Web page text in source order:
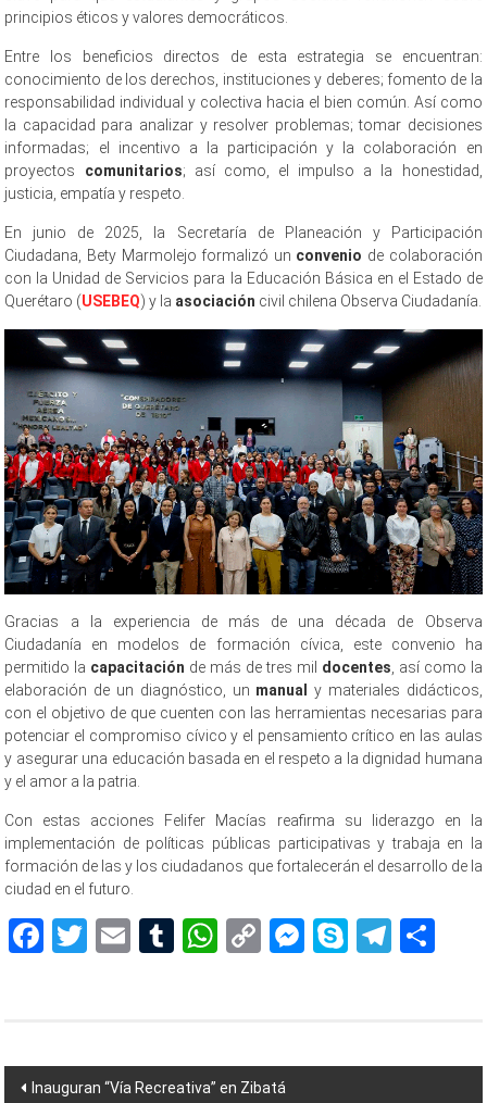
principios éticos y valores democráticos.
Entre los beneficios directos de esta estrategia se encuentran:
conocimiento de los derechos, instituciones y deberes; fomento de la
responsabilidad individual y colectiva hacia el bien común. Así como
la capacidad para analizar y resolver problemas; tomar decisiones
informadas; el incentivo a la participación y la colaboración en
proyectos comunitarios; así como, el impulso a la honestidad,
justicia, empatía y respeto.
En junio de 2025, la Secretaría de Planeación y Participación
Ciudadana, Bety Marmolejo formalizó un convenio de colaboración
con la Unidad de Servicios para la Educación Básica en el Estado de
Querétaro (USEBEQ) y la asociación civil chilena Observa Ciudadanía.
Gracias a la experiencia de más de una década de Observa
Ciudadanía en modelos de formación cívica, este convenio ha
permitido la capacitación de más de tres mil docentes, así como la
elaboración de un diagnóstico, un manual
y materiales didácticos,
con el objetivo de que cuenten con las herramientas necesarias para
potenciar el compromiso cívico y el pensamiento crítico en las aulas
y asegurar una educación basada en el respeto a la dignidad humana
y el amor a la patria.
Con estas acciones Felifer Macías reafirma su liderazgo en la
implementación de políticas públicas participativas y trabaja en la
formación de las y los ciudadanos que fortalecerán el desarrollo de la
ciudad en el futuro.
Facebook
Twitter
EmailTumblr
WhatsApp
CopyMessenger
Skype
Navegación
Inauguran “Vía Recreativa” en Zibatá